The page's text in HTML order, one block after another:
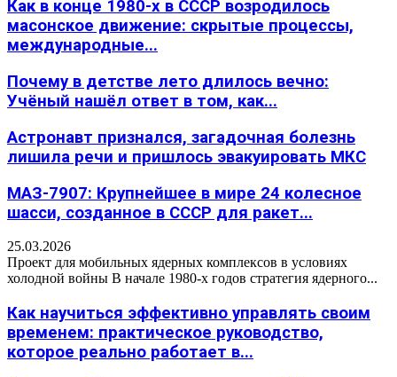
Как в конце 1980-х в СССР возродилось
масонское движение: скрытые процессы,
международные...
Почему в детстве лето длилось вечно:
Учёный нашёл ответ в том, как...
Астронавт признался, загадочная болезнь
лишила речи и пришлось эвакуировать МКС
МАЗ-7907: Крупнейшее в мире 24 колесное
шасси, созданное в СССР для ракет...
25.03.2026
Проект для мобильных ядерных комплексов в условиях
холодной войны В начале 1980-х годов стратегия ядерного...
Как научиться эффективно управлять своим
временем: практическое руководство,
которое реально работает в...